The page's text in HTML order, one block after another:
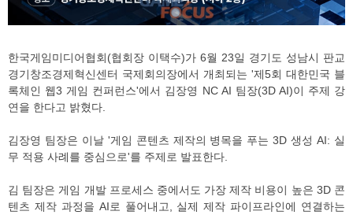
한국게임미디어협회(협회장 이택수)가 6월 23일 경기도 성남시 판교
경기창조경제혁신센터 국제회의장에서 개최되는 '제5회 대한민국 블
록체인 웹3 게임 컨퍼런스'에서 김장영 NC AI 팀장(3D AI)이 주제 강
연을 한다고 밝혔다.
김장영 팀장은 이날 '게임 콘텐츠 제작의 병목을 푸는 3D 생성 AI: 실
무 적용 사례를 중심으로'를 주제로 발표한다.
김 팀장은 게임 개발 프로세스 중에서도 가장 제작 비용이 높은 3D 콘
텐츠 제작 과정을 AI로 풀어내고, 실제 제작 파이프라인에 연결하는